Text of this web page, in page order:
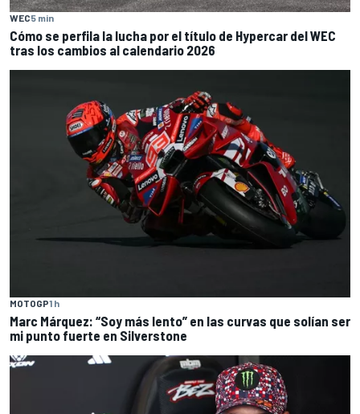
WEC5 min
Cómo se perfila la lucha por el título de Hypercar del WEC
tras los cambios al calendario 2026
MOTOGP1 h
Marc Márquez: “Soy más lento” en las curvas que solían ser
mi punto fuerte en Silverstone